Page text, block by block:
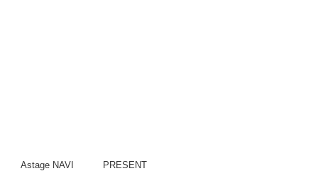
Astage NAVI PRESENT